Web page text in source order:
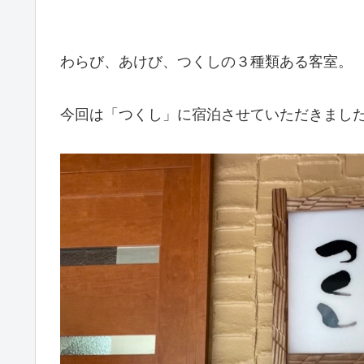
わらび、あけび、つくしの３種類ある客室。
今回は「つくし」に宿泊させていただきまし